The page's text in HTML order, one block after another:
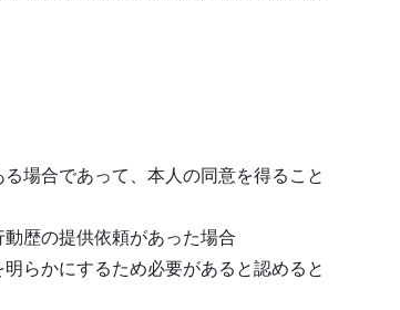
場合であって、本人の同意を得ること
歴の提供依頼があった場合
らかにするため必要があると認めると